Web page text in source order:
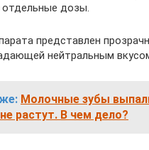
отдельные дозы.
представлен
нейтральным
Молочные зубы
растут. В чем дело?